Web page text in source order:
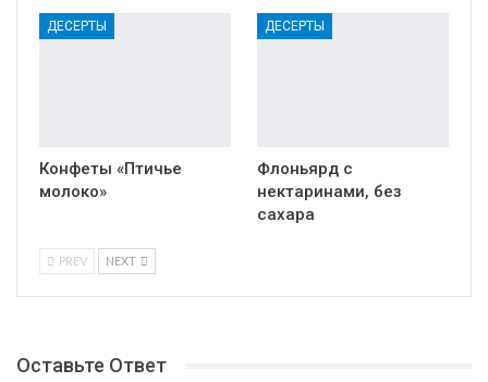
ДЕСЕРТЫ
Конфеты «Птичье
молоко»
ДЕСЕРТЫ
Флоньярд с
нектаринами, без
сахара
PREV NEXT
Оставьте Ответ